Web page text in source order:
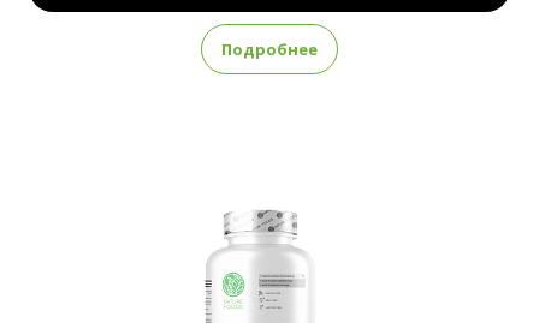
Подробнее